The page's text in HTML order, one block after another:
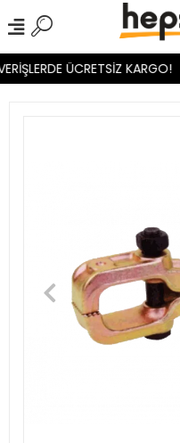
ÜCRETSİZ KARGO!